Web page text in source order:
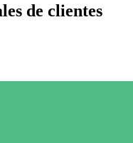
de clientes